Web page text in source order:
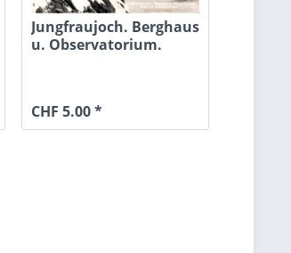
Jungfraujoch. Berghaus
u. Observatorium.
CHF 5.00 *